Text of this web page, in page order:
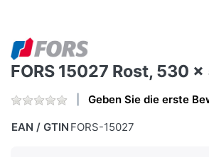
FORS 15027 Rost, 530
Geben Sie die erste
EAN / GTIN FORS-15027